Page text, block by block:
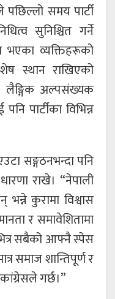
समय पार्टी
सुनिश्चित गर्ने
भएका व्यक्तिहरूको
स्थान राखिएको
लैङ्गिक अल्पसंख्यक
पार्टीका विभिन्न
सङ्गठनभन्दा पनि
राखे। “नेपाली
कुरामा विश्वास
र समावेशितामा
सबैको आफ्नै स्पेस
समाज शान्तिपूर्ण र
गर्छ।”